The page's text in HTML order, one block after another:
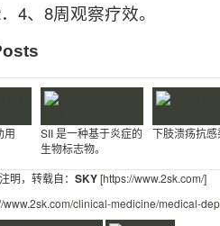
4、8周观察疗效。
用
SII 是一种基于炎症的
生物标志物。
下肢溃疡抗
明，转载自： SKY[https://www.2sk.com/]
www.2sk.com/clinical-medicine/medical-